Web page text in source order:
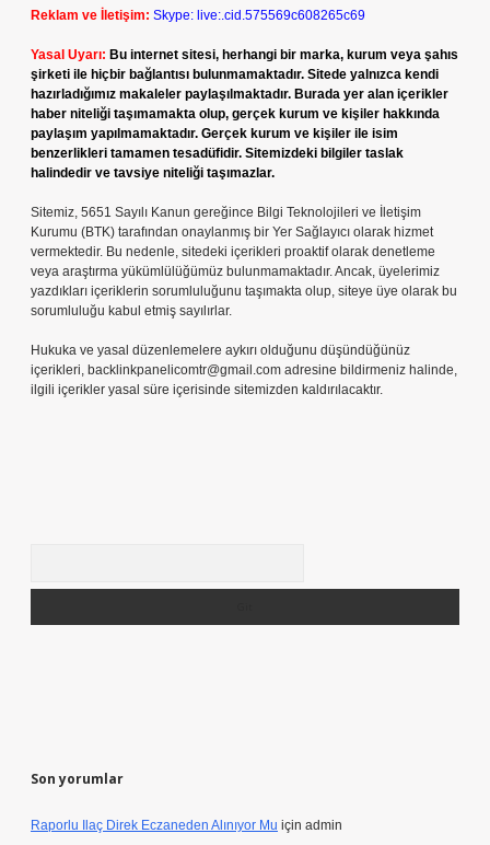
Reklam ve İletişim: Skype: live:.cid.575569c608265c69
Yasal Uyarı: Bu internet sitesi, herhangi bir marka, kurum veya şahıs
şirketi ile hiçbir bağlantısı bulunmamaktadır. Sitede yalnızca kendi
hazırladığımız makaleler paylaşılmaktadır. Burada yer alan içerikler
haber niteliği taşımamakta olup, gerçek kurum ve kişiler hakkında
paylaşım yapılmamaktadır. Gerçek kurum ve kişiler ile isim
benzerlikleri tamamen tesadüfidir. Sitemizdeki bilgiler taslak
halindedir ve tavsiye niteliği taşımazlar.
Sitemiz, 5651 Sayılı Kanun gereğince Bilgi Teknolojileri ve İletişim
Kurumu (BTK) tarafından onaylanmış bir Yer Sağlayıcı olarak hizmet
vermektedir. Bu nedenle, sitedeki içerikleri proaktif olarak denetleme
veya araştırma yükümlülüğümüz bulunmamaktadır. Ancak, üyelerimiz
yazdıkları içeriklerin sorumluluğunu taşımakta olup, siteye üye olarak bu
sorumluluğu kabul etmiş sayılırlar.
Hukuka ve yasal düzenlemelere aykırı olduğunu düşündüğünüz
içerikleri, backlinkpanelicomtr@gmail.com adresine bildirmeniz halinde,
ilgili içerikler yasal süre içerisinde sitemizden kaldırılacaktır.
Son yorumlar
Raporlu Ilaç Direk Eczaneden Alınıyor Mu için admin